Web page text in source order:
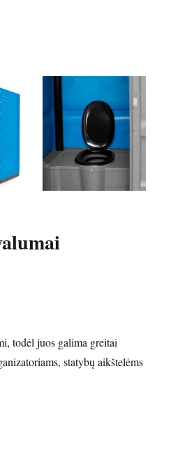
todėl juos galima greitai
statybų aikštelėms